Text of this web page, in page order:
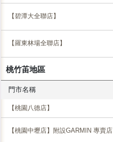
【碧潭大全聯店】
【羅東林場全聯店】
桃竹苖地區
門市名稱
【桃園八德店】
【桃園中壢店】附設GARMIN 專賣店